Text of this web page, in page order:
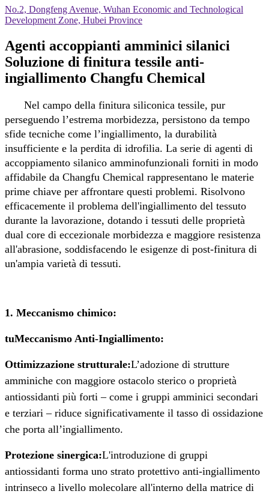
No.2, Dongfeng Avenue, Wuhan Economic and Technological
Development Zone, Hubei Province
Agenti accoppianti amminici silanici
Soluzione di finitura tessile anti-
ingiallimento Changfu Chemical
Nel campo della finitura siliconica tessile, pur
perseguendo l’estrema morbidezza, persistono da tempo
sfide tecniche come l’ingiallimento, la durabilità
insufficiente e la perdita di idrofilia. La serie di agenti di
accoppiamento silanico amminofunzionali forniti in modo
affidabile da Changfu Chemical rappresentano le materie
prime chiave per affrontare questi problemi. Risolvono
efficacemente il problema dell'ingiallimento del tessuto
durante la lavorazione, dotando i tessuti delle proprietà
dual core di eccezionale morbidezza e maggiore resistenza
all'abrasione, soddisfacendo le esigenze di post-finitura di
un'ampia varietà di tessuti.
1. Meccanismo chimico:
tuMeccanismo Anti-Ingiallimento:
Ottimizzazione strutturale:L’adozione di strutture
amminiche con maggiore ostacolo sterico o proprietà
antiossidanti più forti – come i gruppi amminici secondari
e terziari – riduce significativamente il tasso di ossidazione
che porta all’ingiallimento.
Protezione sinergica:L'introduzione di gruppi
antiossidanti forma uno strato protettivo anti-ingiallimento
intrinseco a livello molecolare all'interno della matrice di